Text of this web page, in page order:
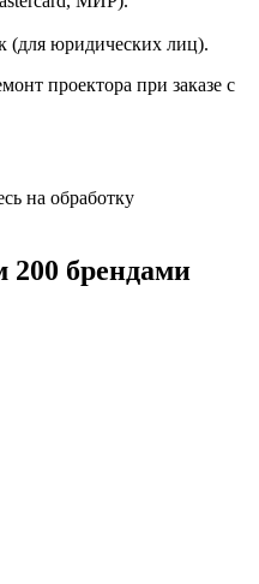
(для юридических лиц).
проектора при заказе с
на обработку
200 брендами